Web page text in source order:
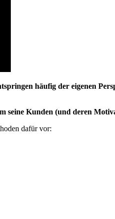
häufig der eigenen
seine Kunden (und deren
dafür vor: